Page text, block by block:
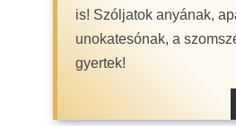
is! Szóljatok anyának,
unokatesónak, a
gyertek!